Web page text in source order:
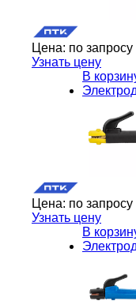
Цена: по запросу
Узнать цену
В
Цена: по запросу
Узнать цену
В